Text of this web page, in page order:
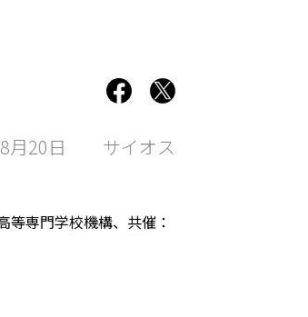
月20日 サイオス
専門学校機構、共催：